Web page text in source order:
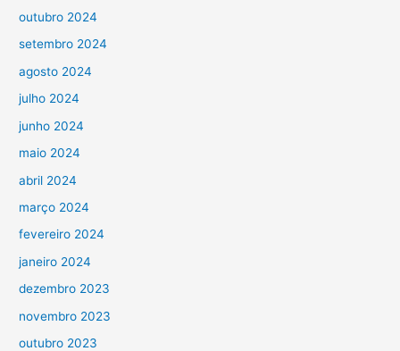
outubro 2024
setembro 2024
agosto 2024
julho 2024
junho 2024
maio 2024
abril 2024
março 2024
fevereiro 2024
janeiro 2024
dezembro 2023
novembro 2023
outubro 2023